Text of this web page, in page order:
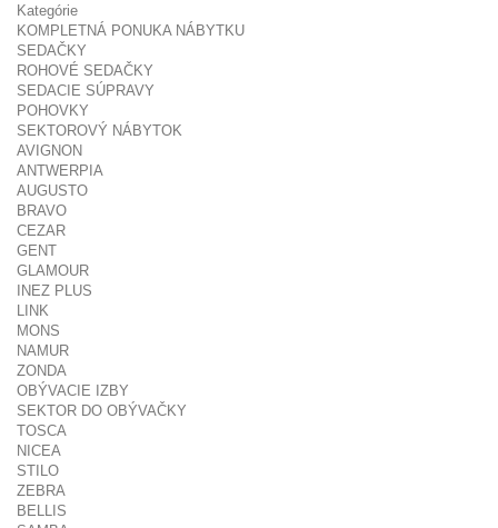
Kategórie
KOMPLETNÁ PONUKA NÁBYTKU
SEDAČKY
ROHOVÉ SEDAČKY
SEDACIE SÚPRAVY
POHOVKY
SEKTOROVÝ NÁBYTOK
AVIGNON
ANTWERPIA
AUGUSTO
BRAVO
CEZAR
GENT
GLAMOUR
INEZ PLUS
LINK
MONS
NAMUR
ZONDA
OBÝVACIE IZBY
SEKTOR DO OBÝVAČKY
TOSCA
NICEA
STILO
ZEBRA
BELLIS